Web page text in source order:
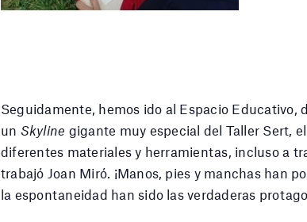
Seguidamente, hemos ido al Espacio Educativo,
un Skyline gigante muy especial del Taller Sert,
diferentes materiales y herramientas, incluso a
trabajó Joan Miró. ¡Manos, pies y manchas han
la espontaneidad han sido las verdaderas